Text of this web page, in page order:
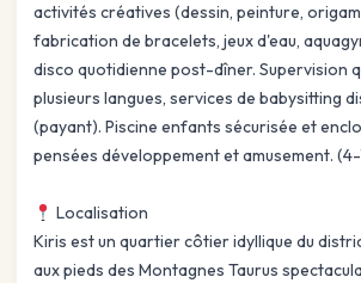
activités créatives (dessin, peinture,
fabrication de bracelets, jeux d'eau,
disco quotidienne post-dîner. Supervision
plusieurs langues, services de babysitting
(payant). Piscine enfants sécurisée et
pensées développement et amusement. (4-
Localisation
Kiris est un quartier côtier idyllique du
aux pieds des Montagnes Taurus